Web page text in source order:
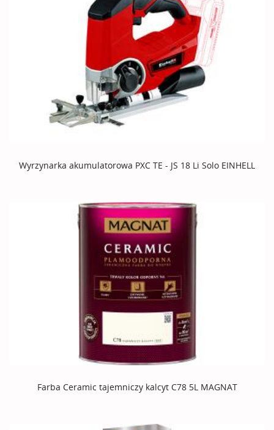
Wyrzynarka akumulatorowa PXC TE - JS 18 Li Solo EINHELL
Farba Ceramic tajemniczy kalcyt C78 5L MAGNAT